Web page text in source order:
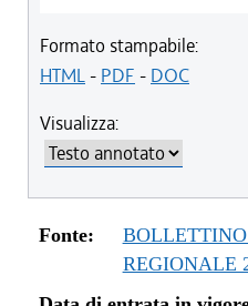
Formato stampabile:
HTML- PDF - DOC
Visualizza:
Fonte:
REGIONALE